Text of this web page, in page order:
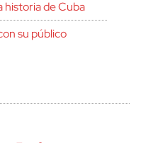
historia de Cuba
su público